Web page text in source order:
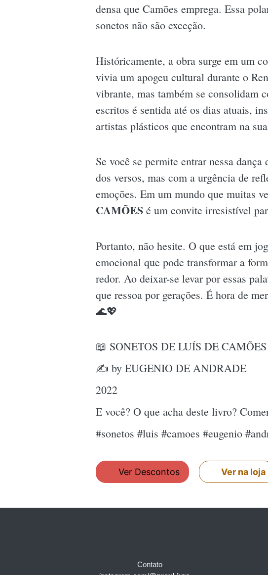
densa que Camões emprega. Essa
sonetos não são exceção.
Históricamente, a obra surge em um
vivia um apogeu cultural durante o
vibrante, mas também se consolidam
escritos é sentida até os dias atuais,
artistas plásticos que encontram na
Se você se permite entrar nessa
dos versos, mas com a urgência de
emoções. Em um mundo que muitas
CAMÕES é um convite irresistível
Portanto, não hesite. O que está em
emocional que pode transformar a
redor. Ao deixar-se levar por essas
que ressoa por gerações. É hora de
🌊💖
📖 SONETOS DE LUÍS DE CAMÕES
✍ by EUGENIO DE ANDRADE
2022
E você? O que acha deste livro?
#sonetos #luis #camoes #eugenio
Ver Descontos Ver na loja
Contato